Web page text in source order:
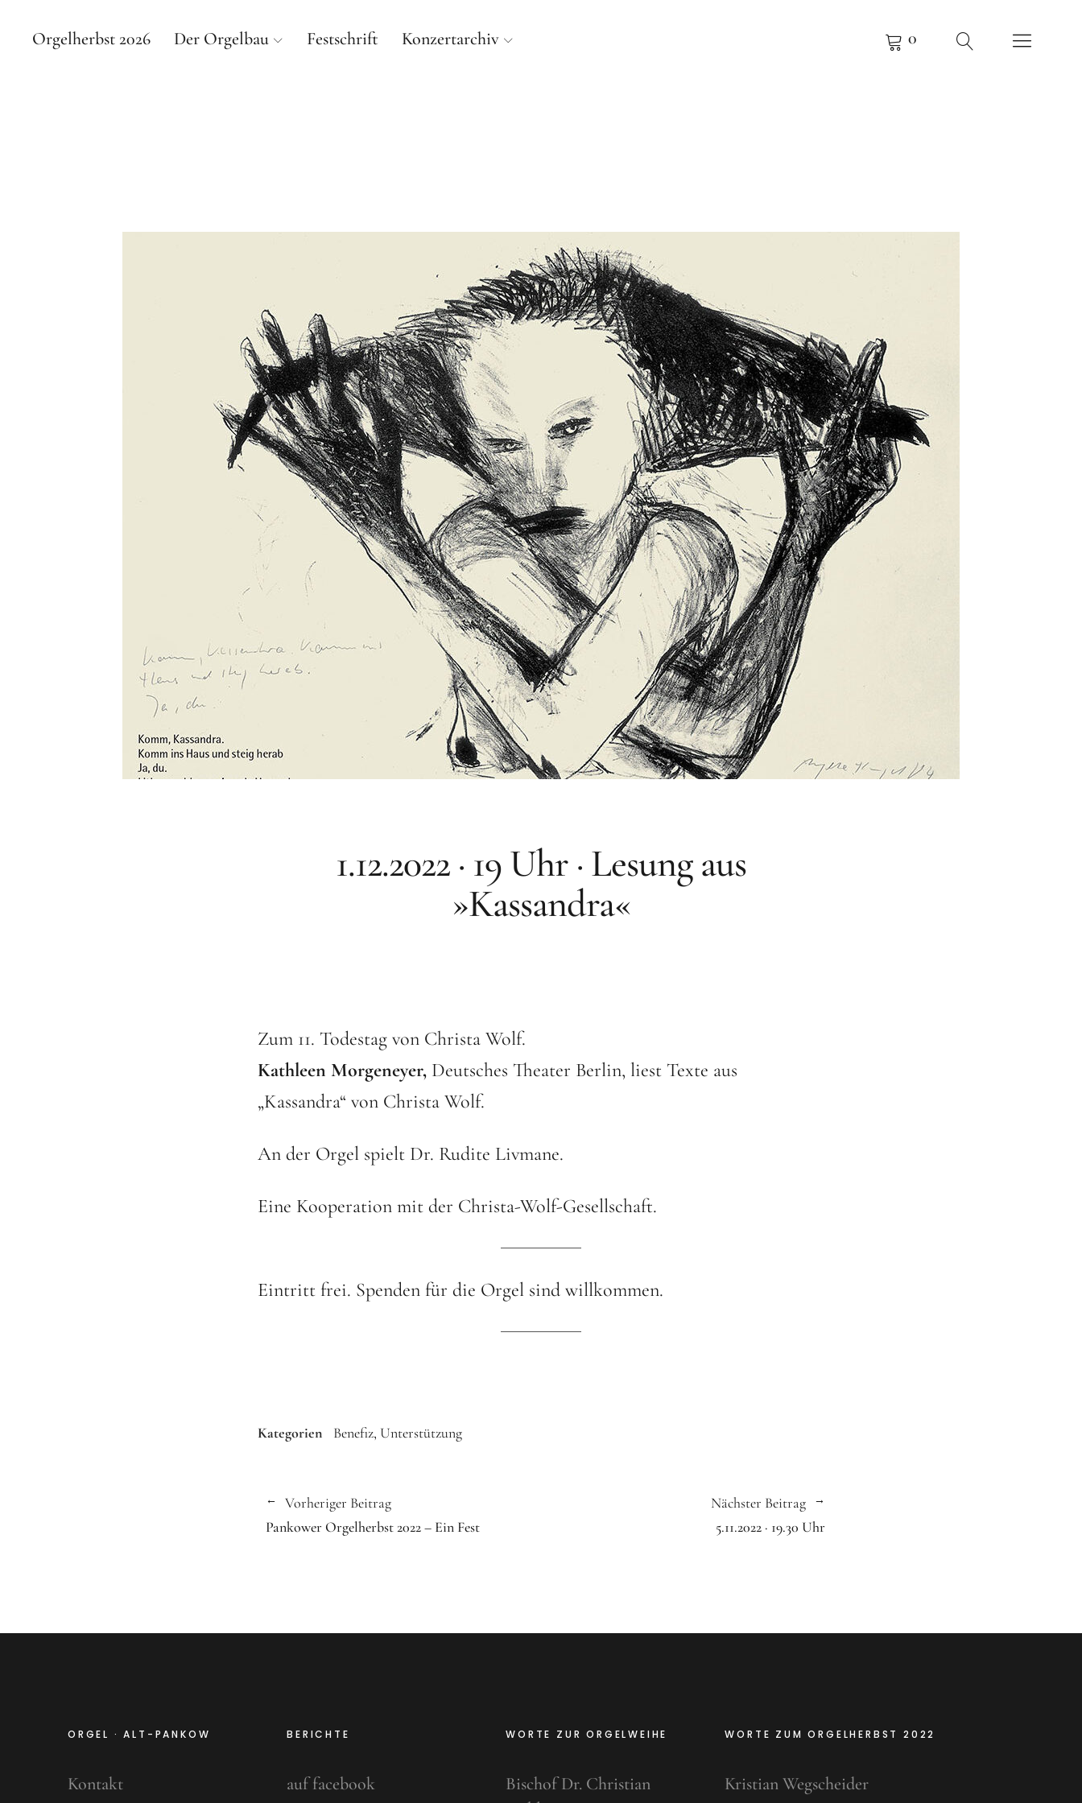
Orgelherbst 2026 Der Orgelbau Festschrift Konzertarchiv 0
1.12.2022 · 19 Uhr · Lesung aus
»Kassandra«
Zum 11. Todestag von Christa Wolf.
Kathleen Morgeneyer, Deutsches Theater Berlin, liest Texte aus
„Kassandra“ von Christa Wolf.
An der Orgel spielt Dr. Rudite Livmane.
Eine Kooperation mit der Christa-Wolf-Gesellschaft.
Eintritt frei. Spenden für die Orgel sind willkommen.
Kategorien Benefiz Unterstützung
Vorheriger Beitrag
Pankower Orgelherbst 2022 – Ein Fest
Nächster Beitrag
5.11.2022 · 19.30 Uhr
ORGEL · ALT-PANKOW
Kontakt
BERICHTE
auf facebook
WORTE ZUR ORGELWEIHE
Bischof Dr. Christian
WORTE ZUM ORGELHERBST 2022
Kristian Wegscheider